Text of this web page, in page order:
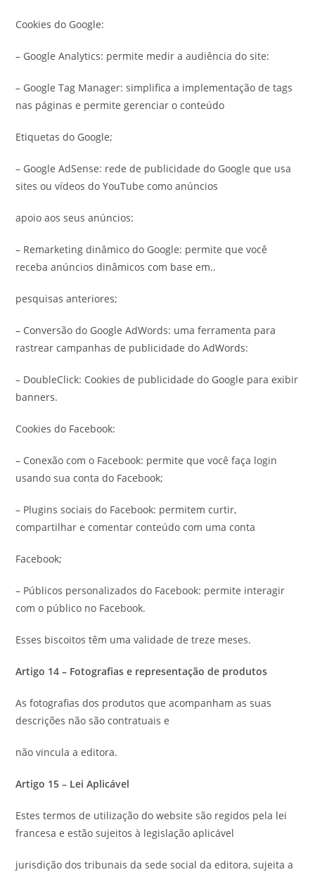
Cookies do Google:
– Google Analytics: permite medir a audiência do site:
– Google Tag Manager: simplifica a implementação de tags
nas páginas e permite gerenciar o conteúdo
Etiquetas do Google;
– Google AdSense: rede de publicidade do Google que usa
sites ou vídeos do YouTube como anúncios
apoio aos seus anúncios:
– Remarketing dinâmico do Google: permite que você
receba anúncios dinâmicos com base em..
pesquisas anteriores;
– Conversão do Google AdWords: uma ferramenta para
rastrear campanhas de publicidade do AdWords:
– DoubleClick: Cookies de publicidade do Google para exibir
banners.
Cookies do Facebook:
– Conexão com o Facebook: permite que você faça login
usando sua conta do Facebook;
– Plugins sociais do Facebook: permitem curtir,
compartilhar e comentar conteúdo com uma conta
Facebook;
– Públicos personalizados do Facebook: permite interagir
com o público no Facebook.
Esses biscoitos têm uma validade de treze meses.
Artigo 14 – Fotografias e representação de produtos
As fotografias dos produtos que acompanham as suas
descrições não são contratuais e
não vincula a editora.
Artigo 15 – Lei Aplicável
Estes termos de utilização do website são regidos pela lei
francesa e estão sujeitos à legislação aplicável
jurisdição dos tribunais da sede social da editora, sujeita a